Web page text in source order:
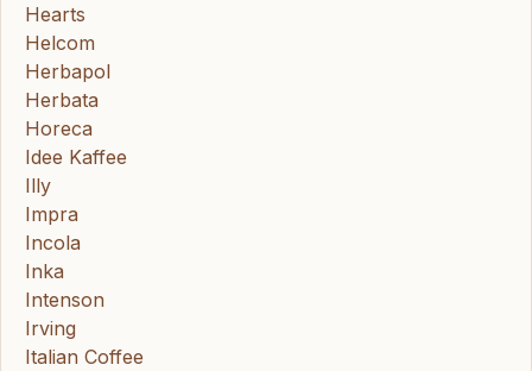
Hearts
Helcom
Herbapol
Herbata
Horeca
Idee Kaffee
Illy
Impra
Incola
Inka
Intenson
Irving
Italian Coffee